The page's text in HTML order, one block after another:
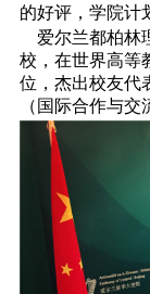
的好评，学院计
爱尔兰都柏林
校，在世界高等
位，杰出校友代
（国际合作与交